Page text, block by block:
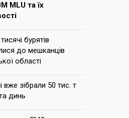
MLU та їх
бурятів
до мешканців
області
вже зібрали 50 тис. т
динь